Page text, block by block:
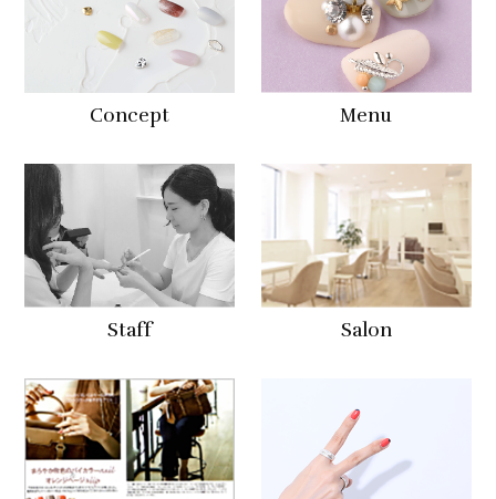
Concept Menu
Staff Salon